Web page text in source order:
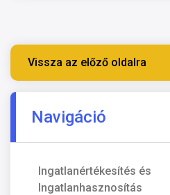
Vissza az előző oldalra
Navigáció
Ingatlanértékesítés és
Ingatlanhasznosítás